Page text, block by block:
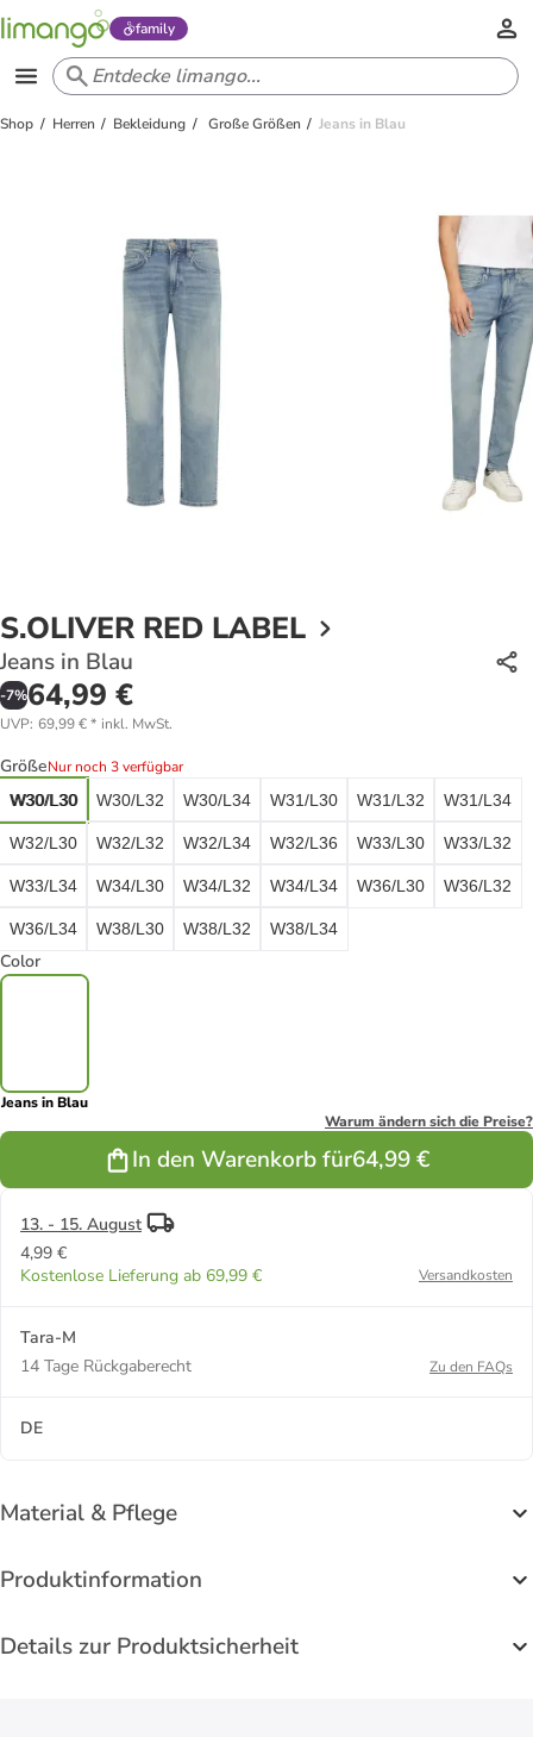
family
Shop Herren Bekleidung Große Größen Jeans in Blau
S.OLIVER RED LABEL
Jeans in Blau
-7%64,99 €
UVP: 69,99 €* inkl. MwSt.
GrößeNur noch 3 verfügbar
W30/L30
W30/L32 W30/L34 W31/L30 W31/L32 W31/L34
W32/L30 W32/L32 W32/L34 W32/L36 W33/L30 W33/L32
W33/L34 W34/L30 W34/L32 W34/L34 W36/L30 W36/L32
W36/L34 W38/L30 W38/L32 W38/L34
Color
Jeans in Blau
Warum ändern sich die Preise?
In den Warenkorb für64,99 €
13. - 15. August
4,99 €
Kostenlose Lieferung ab 69,99 €
Versandkosten
Tara-M
14 Tage Rückgaberecht
Zu den FAQs
DE
Material & Pflege
Produktinformation
Details zur Produktsicherheit